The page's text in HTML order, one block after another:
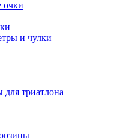
очки
и чулки
триатлона